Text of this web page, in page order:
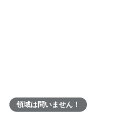
領域は問いません！